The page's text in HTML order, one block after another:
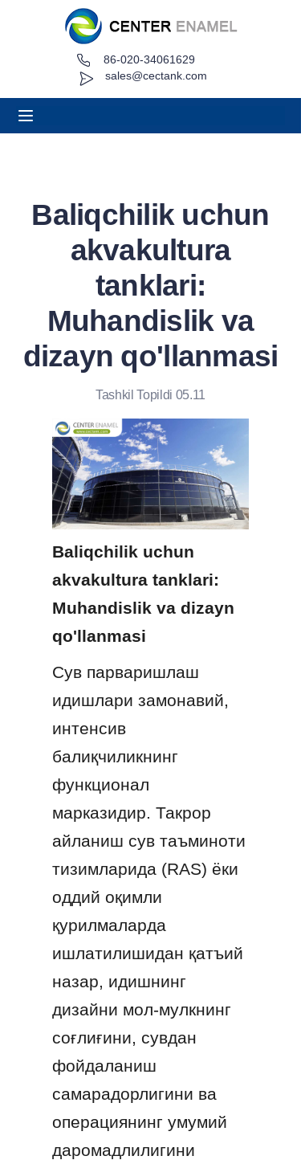
sales@cectank.com
86-020-34061629
Baliqchilik uchun
akvakultura
tanklari:
Muhandislik va
dizayn qo'llanmasi
Tashkil Topildi 05.11
Baliqchilik uchun
akvakultura tanklari:
Muhandislik va dizayn
qo'llanmasi
Сув парваришлаш
идишлари замонавий,
интенсив
балиқчиликнинг
функционал
марказидир. Такрор
айланиш сув таъминоти
тизимларида (RAS) ёки
оддий оқимли
қурилмаларда
ишлатилишидан қатъий
назар, идишнинг
дизайни мол-мулкнинг
соғлиғини, сувдан
фойдаланиш
самарадорлигини ва
операциянинг умумий
даромадлилигини
Haqida
Iqtibos so'rash
Yangiliklar
Aloqa